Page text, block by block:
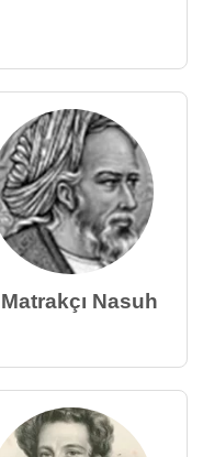
Matrakçı Nasuh